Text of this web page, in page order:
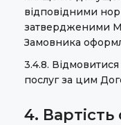
відповідними
затвердженими
Замовника
3.4.8.
послуг за цим
4.